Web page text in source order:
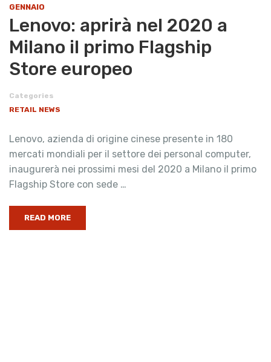
GENNAIO
Lenovo: aprirà nel 2020 a
Milano il primo Flagship
Store europeo
Categories
RETAIL NEWS
Lenovo, azienda di origine cinese presente in 180
mercati mondiali per il settore dei personal computer,
inaugurerà nei prossimi mesi del 2020 a Milano il primo
Flagship Store con sede …
READ MORE